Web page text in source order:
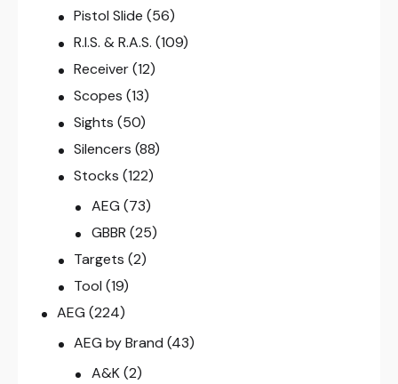
Pistol Slide (56)
R.I.S. & R.A.S. (109)
Receiver (12)
Scopes (13)
Sights (50)
Silencers (88)
Stocks (122)
AEG (73)
GBBR (25)
Targets (2)
Tool (19)
AEG (224)
AEG by Brand (43)
A&K (2)